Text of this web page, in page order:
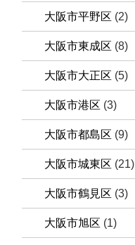
大阪市平野区 (2)
大阪市東成区 (8)
大阪市大正区 (5)
大阪市港区 (3)
大阪市都島区 (9)
大阪市城東区 (21)
大阪市鶴見区 (3)
大阪市旭区 (1)